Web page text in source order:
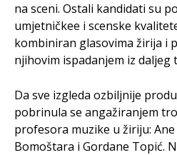
na sceni. Ostali kandidati su
umjetničkee i scenske
kombiniran glasovima žirija i
njihovim ispadanjem iz daljeg
Da sve izgleda ozbiljnije
pobrinula se angažiranjem
profesora muzike u žiriju:
Bomoštara i Gordane Topić.